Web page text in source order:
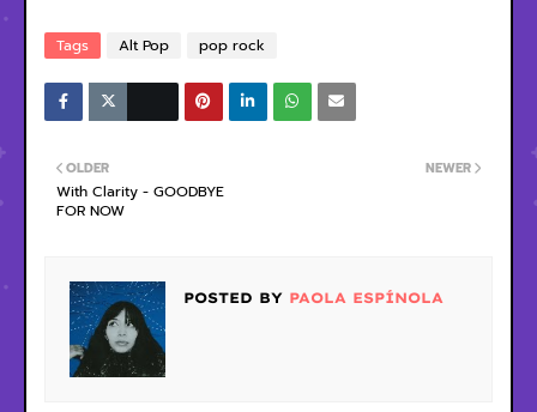
Tags Alt Pop pop rock
NEWER
OLDER
With Clarity - GOODBYE
FOR NOW
POSTED BY PAOLA ESPÍNOLA